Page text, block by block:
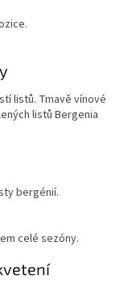
listů. Tmavě vínové
listů Bergenia
bergénií.
celé sezóny.